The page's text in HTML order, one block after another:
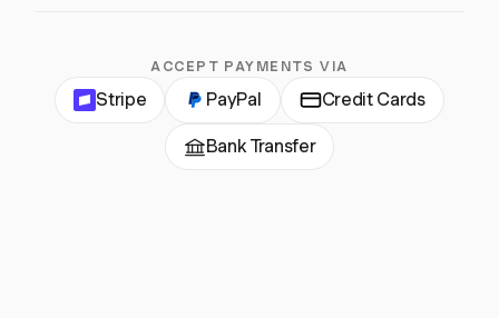
ACCEPT PAYMENTS VIA
Stripe PayPal Credit Cards
Bank Transfer